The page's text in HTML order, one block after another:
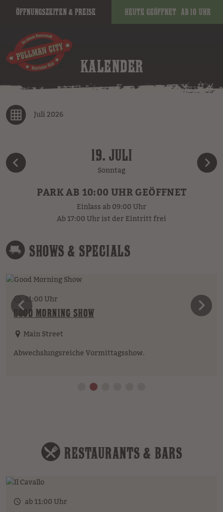
Öffnungszeiten & Preise Heute geöffnet ab 10 Uhr
KALENDER
Juli 2026
19. JULI
Sonntag
PARK AB 10:00 UHR GEÖFFNET
Einlass ab 09:00 Uhr
Ab 17:00 Uhr ist der Eintritt frei
SHOWS & SPECIALS
11:00 Uhr
GOOD MORNING SHOW
Main Street
Abwechslungsreiche Vormittagsshow.
vorheriges Element
RESTAURANTS & BARS
ab 11:00 Uhr